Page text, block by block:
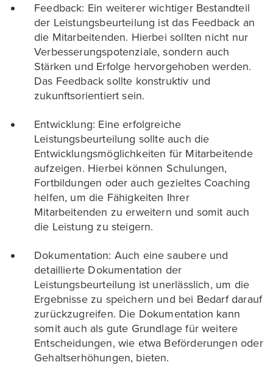
Feedback: Ein weiterer wichtiger Bestandteil
der Leistungsbeurteilung ist das Feedback an
die Mitarbeitenden. Hierbei sollten nicht nur
Verbesserungspotenziale, sondern auch
Stärken und Erfolge hervorgehoben werden.
Das Feedback sollte konstruktiv und
zukunftsorientiert sein.
Entwicklung: Eine erfolgreiche
Leistungsbeurteilung sollte auch die
Entwicklungsmöglichkeiten für Mitarbeitende
aufzeigen. Hierbei können Schulungen,
Fortbildungen oder auch gezieltes Coaching
helfen, um die Fähigkeiten Ihrer
Mitarbeitenden zu erweitern und somit auch
die Leistung zu steigern.
Dokumentation: Auch eine saubere und
detaillierte Dokumentation der
Leistungsbeurteilung ist unerlässlich, um die
Ergebnisse zu speichern und bei Bedarf darauf
zurückzugreifen. Die Dokumentation kann
somit auch als gute Grundlage für weitere
Entscheidungen, wie etwa Beförderungen oder
Gehaltserhöhungen, bieten.